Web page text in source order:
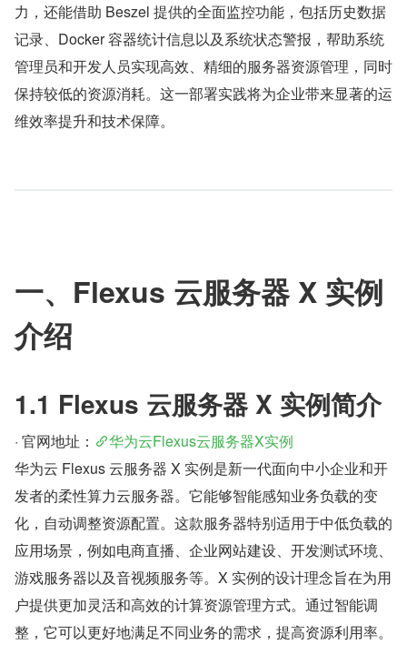
力，还能借助 Beszel 提供的全面监控功能，包括历史数据
记录、Docker 容器统计信息以及系统状态警报，帮助系统
管理员和开发人员实现高效、精细的服务器资源管理，同时
保持较低的资源消耗。这一部署实践将为企业带来显著的运
维效率提升和技术保障。
一、Flexus 云服务器 X 实例
介绍
1.1 Flexus 云服务器 X 实例简介
· 官网地址：
华为云Flexus云服务器X实例
华为云 Flexus 云服务器 X 实例是新一代面向中小企业和开
发者的柔性算力云服务器。它能够智能感知业务负载的变
化，自动调整资源配置。这款服务器特别适用于中低负载的
应用场景，例如电商直播、企业网站建设、开发测试环境、
游戏服务器以及音视频服务等。X 实例的设计理念旨在为用
户提供更加灵活和高效的计算资源管理方式。通过智能调
整，它可以更好地满足不同业务的需求，提高资源利用率。